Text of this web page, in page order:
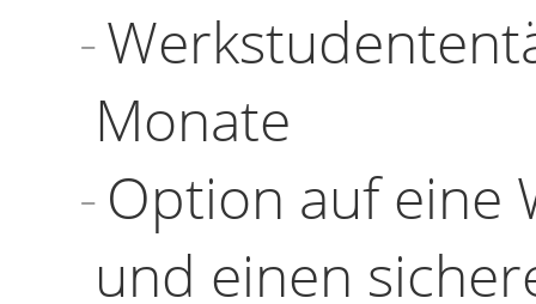
Monate
Option auf eine
und einen